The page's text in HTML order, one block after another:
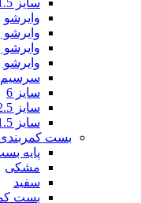
سایز 1.5
وایرشو
سرسیم
سایز 6
سایز 2.5
سایز 1.5
بست
پایه
مشکی
سفید
بست